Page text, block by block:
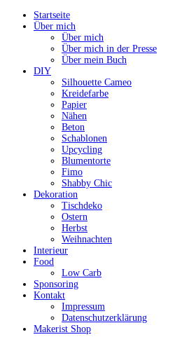
Startseite
Über mich
Über mich
Über mich in der Presse
Über mein Buch
DIY
Silhouette Cameo
Kreidefarbe
Papier
Nähen
Beton
Schablonen
Upcycling
Blumentorte
Fimo
Shabby Chic
Dekoration
Tischdeko
Ostern
Herbst
Weihnachten
Interieur
Food
Low Carb
Sponsoring
Kontakt
Impressum
Datenschutzerklärung
Makerist Shop